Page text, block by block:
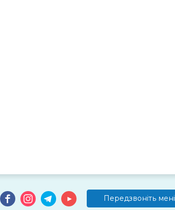
Передзвоніть мені